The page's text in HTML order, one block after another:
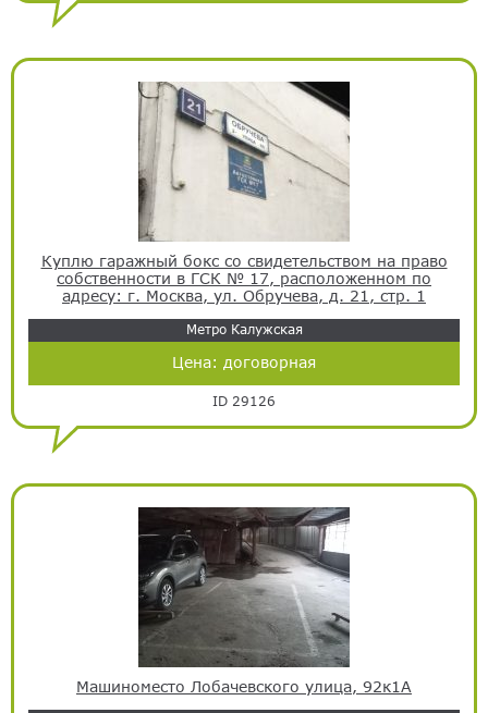
Куплю гаражный бокс со свидетельством на право
собственности в ГСК № 17, расположенном по
адресу: г. Москва, ул. Обручева, д. 21, стр. 1
Метро Калужская
Цена: договорная
ID 29126
Машиноместо Лобачевского улица, 92к1А